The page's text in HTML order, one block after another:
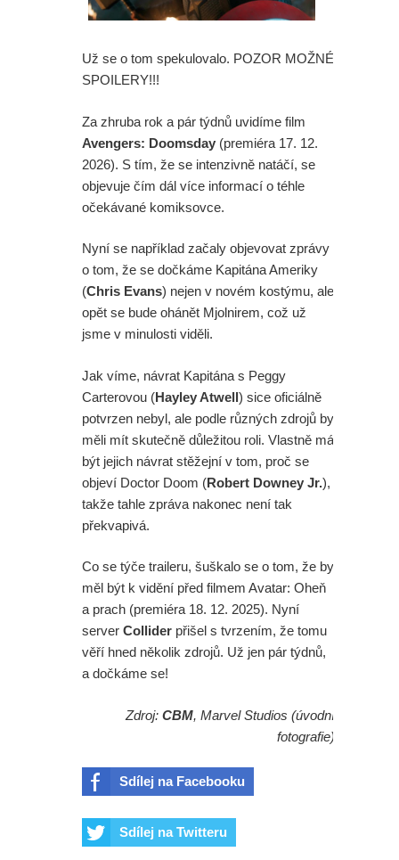
Už se o tom spekulovalo. POZOR MOŽNÉ
SPOILERY!!!
Za zhruba rok a pár týdnů uvidíme film
Avengers: Doomsday (premiéra 17. 12.
2026). S tím, že se intenzivně natáčí, se
objevuje čím dál více informací o téhle
očekávané komiksovce.
Nyní se například začaly objevovat zprávy
o tom, že se dočkáme Kapitána Ameriky
(Chris Evans) nejen v novém kostýmu, ale
opět se bude ohánět Mjolnirem, což už
jsme v minulosti viděli.
Jak víme, návrat Kapitána s Peggy
Carterovou (Hayley Atwell) sice oficiálně
potvrzen nebyl, ale podle různých zdrojů by
měli mít skutečně důležitou roli. Vlastně má
být jejich návrat stěžejní v tom, proč se
objeví Doctor Doom (Robert Downey Jr.),
takže tahle zpráva nakonec není tak
překvapivá.
Co se týče traileru, šuškalo se o tom, že by
měl být k vidění před filmem Avatar: Oheň
a prach (premiéra 18. 12. 2025). Nyní
server Collider přišel s tvrzením, že tomu
věří hned několik zdrojů. Už jen pár týdnů,
a dočkáme se!
Zdroj: CBM, Marvel Studios (úvodní
fotografie)
Sdílej na Facebooku
Sdílej na Twitteru